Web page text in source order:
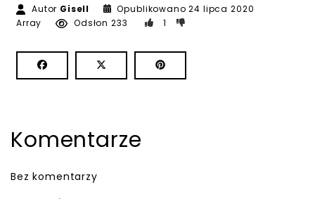
Autor Gisell Opublikowano24 lipca 2020
Array
Odsłon 233 1
Komentarze
Bez komentarzy